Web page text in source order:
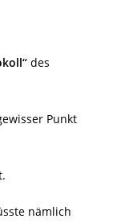
des
Punkt
nämlich